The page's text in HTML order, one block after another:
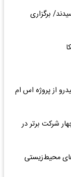
برگزاری
از پروژه اس ام
شرکت برتر در
محیط‌زیستی